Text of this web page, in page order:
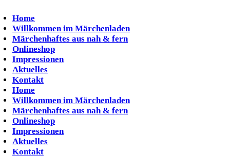
Inhalt
springen
Home
Willkommen im Märchenladen
Märchenhaftes aus nah & fern
Onlineshop
Impressionen
Aktuelles
Kontakt
Home
Willkommen im Märchenladen
Märchenhaftes aus nah & fern
Onlineshop
Impressionen
Aktuelles
Kontakt